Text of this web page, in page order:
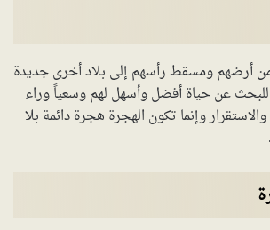
أرضهم ومسقط رأسهم إلى بلاد أخرى جديدة
عن حياة أفضل وأسهل لهم وسعياً وراء
وإنما تكون الهجرة هجرة دائمة بلا